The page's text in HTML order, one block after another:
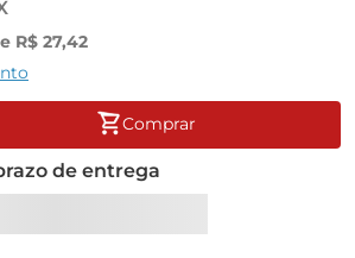
R$ 27,42
Comprar
de entrega